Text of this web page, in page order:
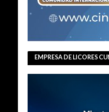
EMPRESA DE LICORES